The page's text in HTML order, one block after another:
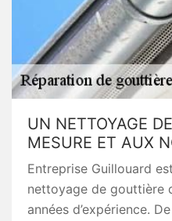
UN NETTOYAGE
MESURE ET AUX
Entreprise Guillouard
nettoyage de gouttière
années d’expérience.